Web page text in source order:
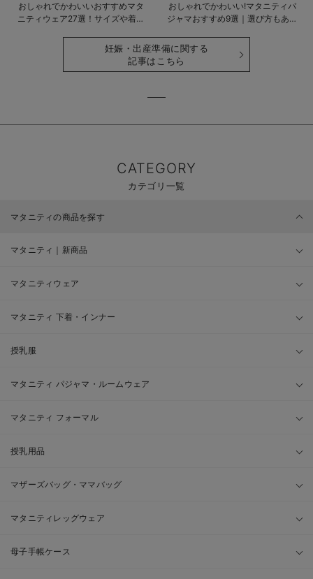
おしゃれでかわいいおすすめマタ
ニティウェア27選！サイズや着る
おしゃれでかわいい!マタニティパ
ジャマおすすめ9選｜選び方もあわ
妊娠・出産準備に関する
記事はこちら
CATEGORY
カテゴリ一覧
マタニティの商品を探す
マタニティ｜新商品
マタニティウェア
マタニティ 下着・インナー
授乳服
マタニティ パジャマ・ルームウェア
マタニティ フォーマル
授乳用品
マザーズバッグ・ママバッグ
マタニティレッグウェア
母子手帳ケース